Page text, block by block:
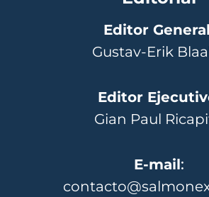
Editor General
Gustav-Erik
Editor
Gian Paul
E-mail: